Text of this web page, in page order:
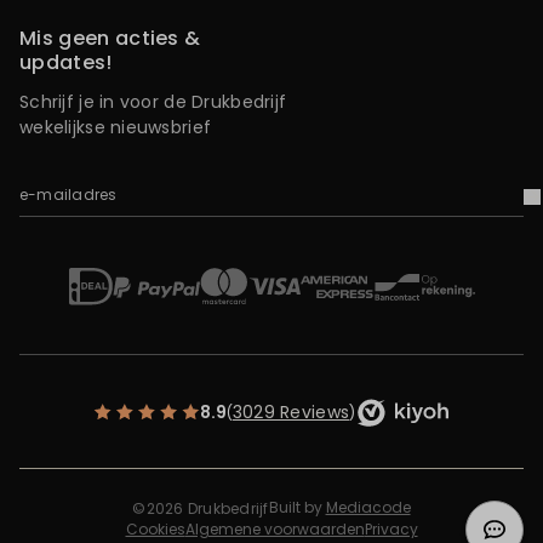
Mis geen acties &
updates!
Schrijf je in voor de Drukbedrijf
wekelijkse nieuwsbrief
e-mailadres
iDEALPaypal Mastercard
Visa American Express
BancontactOp rekening
8.9(3029 Reviews)
©2026 Drukbedrijf
Algemene voorwaardenPrivacy
Cookies
Built by Mediacode